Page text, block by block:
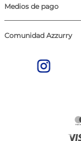
Medios de pago
Comunidad Azzurry